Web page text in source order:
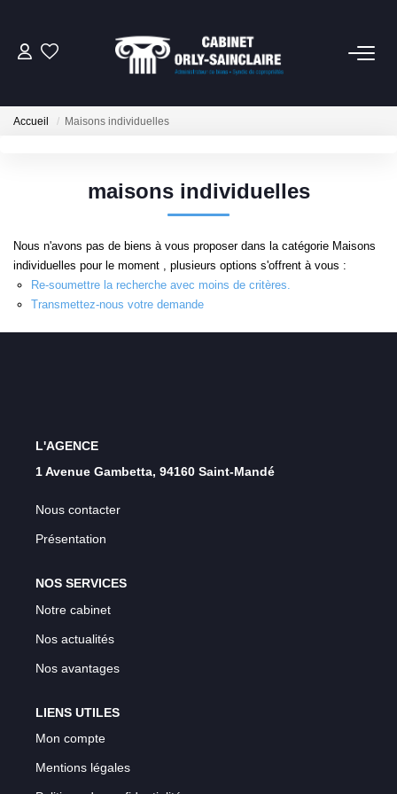
NOTRE SERVICE SYNDIC
NOTRE CABINET
EXTRANET
Accueil Maisons individuelles
maisons individuelles
Nous n'avons pas de biens à vous proposer dans la catégorie Maisons
individuelles pour le moment , plusieurs options s'offrent à vous :
Re-soumettre la recherche avec moins de critères.
Transmettez-nous votre demande
L'AGENCE
1 Avenue Gambetta, 94160 Saint-Mandé
Nous contacter
Présentation
NOS SERVICES
Notre cabinet
Nos actualités
Nos avantages
LIENS UTILES
Mon compte
Mentions légales